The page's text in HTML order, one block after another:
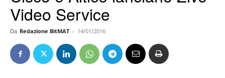
Video Service
Da Redazione BitMAT - 14/01/2016